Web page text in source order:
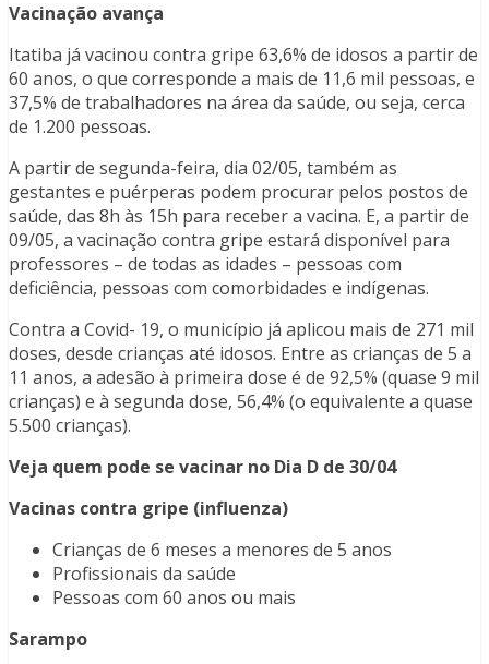
Vacinação avança
Itatiba já vacinou contra gripe 63,6% de idosos a partir de
60 anos, o que corresponde a mais de 11,6 mil pessoas, e
37,5% de trabalhadores na área da saúde, ou seja, cerca
de 1.200 pessoas.
A partir de segunda-feira, dia 02/05, também as
gestantes e puérperas podem procurar pelos postos de
saúde, das 8h às 15h para receber a vacina. E, a partir de
09/05, a vacinação contra gripe estará disponível para
professores – de todas as idades – pessoas com
deficiência, pessoas com comorbidades e indígenas.
Contra a Covid- 19, o município já aplicou mais de 271 mil
doses, desde crianças até idosos. Entre as crianças de 5 a
11 anos, a adesão à primeira dose é de 92,5% (quase 9 mil
crianças) e à segunda dose, 56,4% (o equivalente a quase
5.500 crianças).
Veja quem pode se vacinar no Dia D de 30/04
Vacinas contra gripe (influenza)
Crianças de 6 meses a menores de 5 anos
Profissionais da saúde
Pessoas com 60 anos ou mais
Sarampo